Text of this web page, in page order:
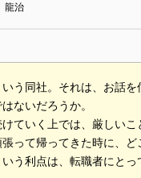
龍治
う同社。それは、お話
ないだろうか。
ていく上では、厳しいこ
って帰ってきた時に、ど
う利点は、転職者にと